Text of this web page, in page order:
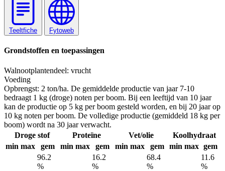
Teeltfiche Fytoweb
Grondstoffen en toepassingen
Walnootplantendeel: vrucht
Voeding
Opbrengst: 2 ton/ha. De gemiddelde productie van jaar 7-10
bedraagt 1 kg (droge) noten per boom. Bij een leeftijd van 10 jaar
kan de productie op 5 kg per boom gesteld worden, en bij 20 jaar op
10 kg noten per boom. De volledige productie (gemiddeld 18 kg per
boom) wordt na 30 jaar verwacht.
Droge stof
Proteïne Vet/olie
Koolhydraat
min max gem min max gem min max gem min max gem
96.2
%
16.2
%
68.4
%
11.6
%